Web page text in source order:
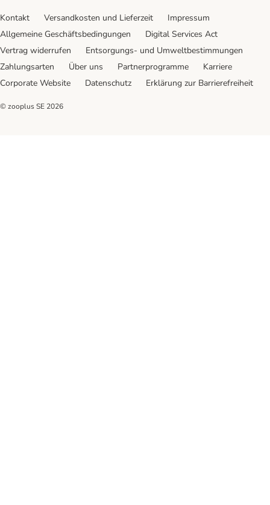
Kontakt Versandkosten und Lieferzeit
Impressum
Allgemeine Geschäftsbedingungen
Digital Services Act
Vertrag widerrufen
Entsorgungs- und Umweltbestimmungen
Zahlungsarten
Über uns Partnerprogramme
Karriere
Corporate Website
Datenschutz Erklärung zur Barrierefreiheit
© zooplus SE 2026